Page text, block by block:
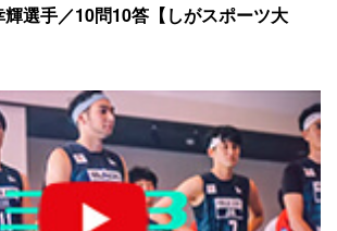
選手／10問10答【しがスポーツ大